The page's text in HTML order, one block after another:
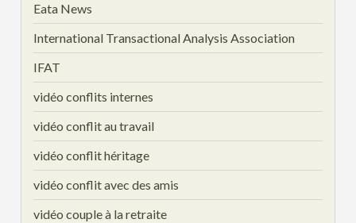
Eata News
International Transactional Analysis Association
IFAT
vidéo conflits internes
vidéo conflit au travail
vidéo conflit héritage
vidéo conflit avec des amis
vidéo couple à la retraite